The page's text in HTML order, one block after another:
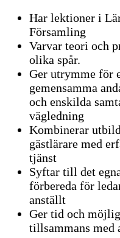
Har lektioner i
Församling
Varvar teori och
olika spår.
Ger utrymme för
gemensamma
och enskilda
vägledning
Kombinerar
gästlärare med
tjänst
Syftar till det
förbereda för
anställt
Ger tid och
tillsammans med